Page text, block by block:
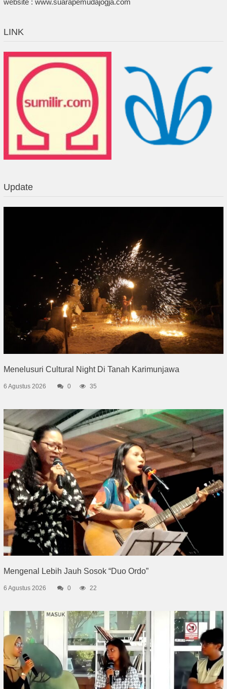
LINK
Update
Menelusuri Cultural Night Di Tanah Karimunjawa
6 Agustus 2026 0 35
Mengenal Lebih Jauh Sosok “Duo Ordo”
6 Agustus 2026 0 22